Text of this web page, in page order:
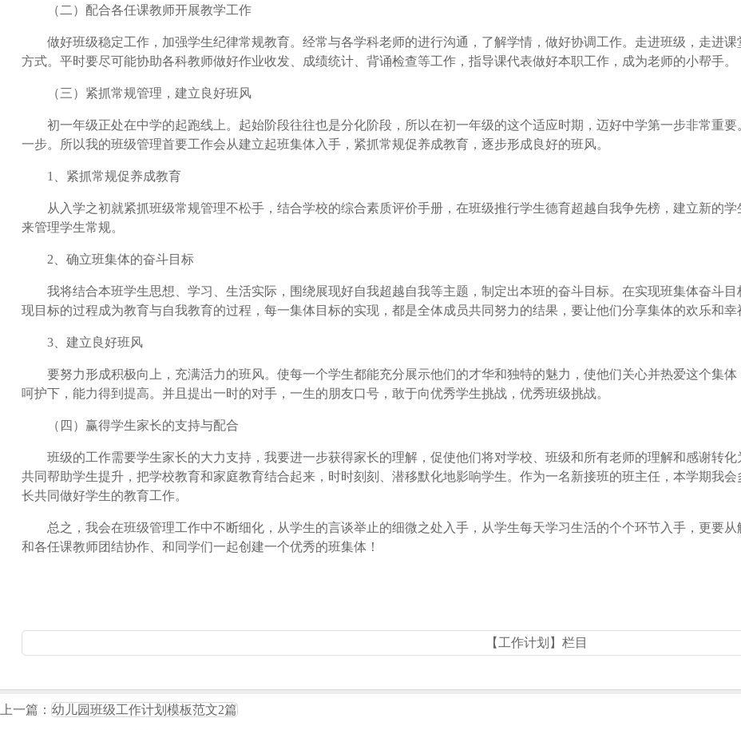
（二）配合各任课教师开展教学工作
做好班级稳定工作，加强学生纪律常规教育。经常与各学科老师的进行沟通，了解学情，做好协调工作。走进班级，走进课
方式。平时要尽可能协助各科教师做好作业收发、成绩统计、背诵检查等工作，指导课代表做好本职工作，成为老师的小帮手。
（三）紧抓常规管理，建立良好班风
初一年级正处在中学的起跑线上。起始阶段往往也是分化阶段，所以在初一年级的这个适应时期，迈好中学第一步非常重要
一步。所以我的班级管理首要工作会从建立起班集体入手，紧抓常规促养成教育，逐步形成良好的班风。
1、紧抓常规促养成教育
从入学之初就紧抓班级常规管理不松手，结合学校的综合素质评价手册，在班级推行学生德育超越自我争先榜，建立新的学
来管理学生常规。
2、确立班集体的奋斗目标
我将结合本班学生思想、学习、生活实际，围绕展现好自我超越自我等主题，制定出本班的奋斗目标。在实现班集体奋斗目
现目标的过程成为教育与自我教育的过程，每一集体目标的实现，都是全体成员共同努力的结果，要让他们分享集体的欢乐和幸
3、建立良好班风
要努力形成积极向上，充满活力的班风。使每一个学生都能充分展示他们的才华和独特的魅力，使他们关心并热爱这个集体
呵护下，能力得到提高。并且提出一时的对手，一生的朋友口号，敢于向优秀学生挑战，优秀班级挑战。
（四）赢得学生家长的支持与配合
班级的工作需要学生家长的大力支持，我要进一步获得家长的理解，促使他们将对学校、班级和所有老师的理解和感谢转化
共同帮助学生提升，把学校教育和家庭教育结合起来，时时刻刻、潜移默化地影响学生。作为一名新接班的班主任，本学期我
长共同做好学生的教育工作。
总之，我会在班级管理工作中不断细化，从学生的言谈举止的细微之处入手，从学生每天学习生活的个个环节入手，更要从
和各任课教师团结协作、和同学们一起创建一个优秀的班集体！
【工作计划】栏目
上一篇： 幼儿园班级工作计划模板范文2篇